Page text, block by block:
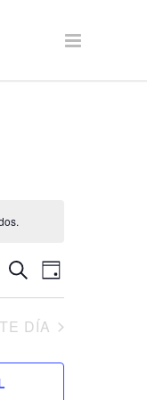
Navegación
de
búsqueda
y
vistas
BUSCARNavegación
de
DÍA
DÍA